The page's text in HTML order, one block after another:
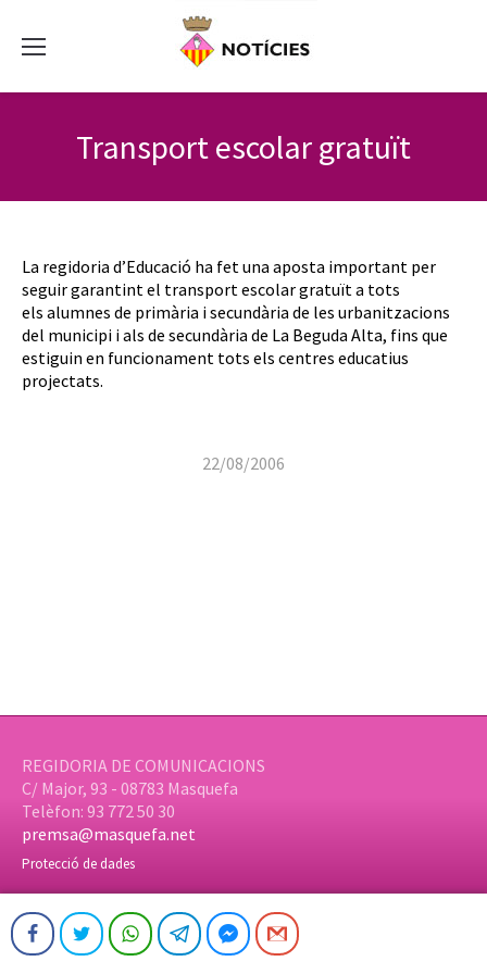
Transport escolar gratuït
La regidoria d’Educació ha fet una aposta important per
seguir garantint el transport escolar gratuït a tots
els alumnes de primària i secundària de les urbanitzacions
del municipi i als de secundària de La Beguda Alta, fins que
estiguin en funcionament tots els centres educatius
projectats.
22/08/2006
REGIDORIA DE COMUNICACIONS
C/ Major, 93 - 08783 Masquefa
Telèfon: 93 772 50 30
premsa@masquefa.net
Protecció de dades
© Ajuntament de Masquefa | Web:aTotArreu.com
FacebookTwitterWhatsAppTelegramFacebook Messenger
Gmail